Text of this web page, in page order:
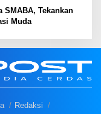
Tekankan
Muda
Redaksi